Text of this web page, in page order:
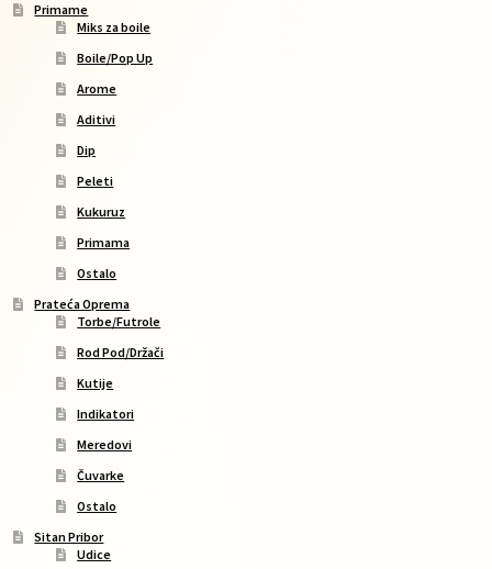
Primame
Miks za boile
Boile/Pop Up
Arome
Aditivi
Dip
Peleti
Kukuruz
Primama
Ostalo
Prateća Oprema
Torbe/Futrole
Rod Pod/Držači
Kutije
Indikatori
Meredovi
Čuvarke
Ostalo
Sitan Pribor
Udice